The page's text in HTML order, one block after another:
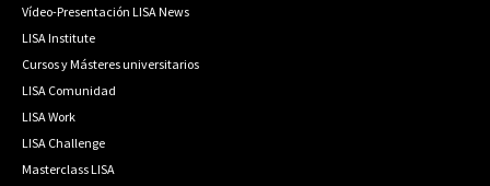
Vídeo-Presentación LISA News
LISA Institute
Cursos y Másteres universitarios
LISA Comunidad
LISA Work
LISA Challenge
Masterclass LISA